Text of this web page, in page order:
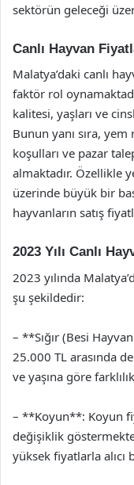
sektörün geleceği
Canlı Hayvan
Malatya’daki canlı
faktör rol
kalitesi, yaşları ve
Bunun yanı sıra,
koşulları ve pazar
almaktadır. Özellikle
üzerinde büyük bir
hayvanların satış
2023 Yılı Canlı
2023 yılında
şu şekildedir:
– **Sığır (Besi
25.000 TL arasında
ve yaşına göre
– **Koyun**: Koyun
değişiklik
yüksek fiyatlarla alıcı